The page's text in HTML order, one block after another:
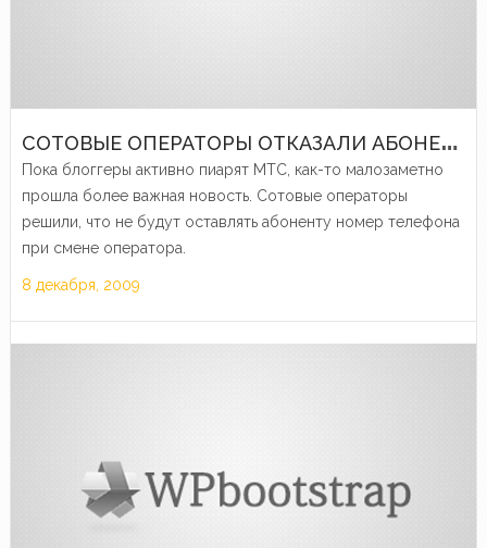
С
ОТОВЫЕ ОПЕРАТОРЫ ОТКАЗАЛИ АБОНЕНТАМ В ПРАВЕ НА НОМЕР
Пока блоггеры активно пиарят МТС, как-то малозаметно
прошла более важная новость. Сотовые операторы
решили, что не будут оставлять абоненту номер телефона
при смене оператора.
8 декабря, 2009